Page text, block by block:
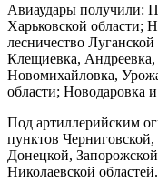
Авиаудары получили:
Харьковской области;
лесничество
Клещиевка,
Новомихайловка,
области; Новодаровка
Под артиллерийским
пунктов
Донецкой,
Николаевской областей.